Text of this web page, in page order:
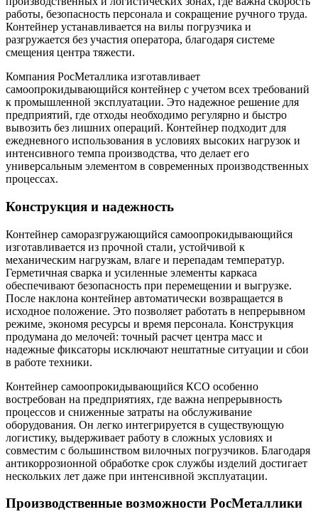
работы, безопасность персонала и сокращение ручного труда.
Контейнер устанавливается на вилы погрузчика и
разгружается без участия оператора, благодаря системе
смещения центра тяжести.
Компания РосМеталлика изготавливает
самоопрокидывающийся контейнер с учетом всех требований
к промышленной эксплуатации. Это надежное решение для
предприятий, где отходы необходимо регулярно и быстро
вывозить без лишних операций. Контейнер подходит для
ежедневного использования в условиях высоких нагрузок и
интенсивного темпа производства, что делает его
универсальным элементом в современных производственных
процессах.
Конструкция и надежность
Контейнер саморазгружающийся самоопрокидывающийся
изготавливается из прочной стали, устойчивой к
механическим нагрузкам, влаге и перепадам температур.
Герметичная сварка и усиленные элементы каркаса
обеспечивают безопасность при перемещении и выгрузке.
После наклона контейнер автоматически возвращается в
исходное положение. Это позволяет работать в непрерывном
режиме, экономя ресурсы и время персонала. Конструкция
продумана до мелочей: точный расчет центра масс и
надежные фиксаторы исключают нештатные ситуации и сбои
в работе техники.
Контейнер самоопрокидывающийся КСО особенно
востребован на предприятиях, где важна непрерывность
процессов и сниженные затраты на обслуживание
оборудования. Он легко интегрируется в существующую
логистику, выдерживает работу в сложных условиях и
совместим с большинством вилочных погрузчиков. Благодаря
антикоррозионной обработке срок службы изделий достигает
нескольких лет даже при интенсивной эксплуатации.
Производственные возможности РосМеталлики